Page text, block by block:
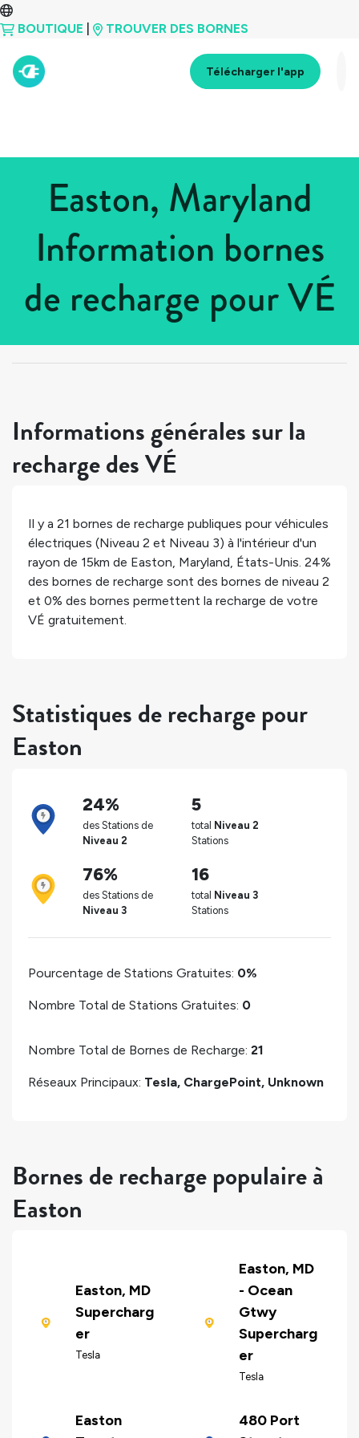
BOUTIQUE TROUVER DES BORNES
Télécharger l'app
Easton, Maryland
Information bornes
de recharge pour VÉ
États-Unis > Maryland
Informations générales sur la
recharge des VÉ
Il y a 21 bornes de recharge publiques pour véhicules
électriques (Niveau 2 et Niveau 3) à l'intérieur d'un
rayon de 15km de Easton, Maryland, États-Unis. 24%
des bornes de recharge sont des bornes de niveau 2
et 0% des bornes permettent la recharge de votre
VÉ gratuitement.
Statistiques de recharge pour
Easton
24%
des Stations de
Niveau 2
5
total Niveau 2
Stations
76%
des Stations de
Niveau 3
16
total Niveau 3
Stations
Pourcentage de Stations Gratuites: 0%
Nombre Total de Stations Gratuites: 0
Nombre Total de Bornes de Recharge: 21
Réseaux Principaux: Tesla, ChargePoint, Unknown
Bornes de recharge populaire à
Easton
Easton, MD
Supercharg
er
Tesla
Easton, MD
- Ocean
Gtwy
Supercharg
er
Tesla
Easton
480 Port